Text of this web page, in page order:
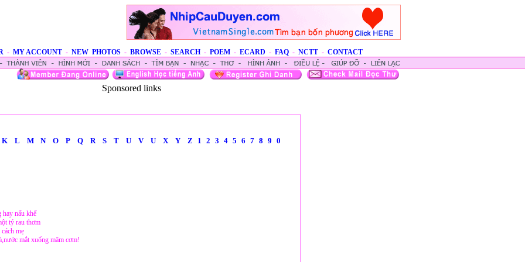
- MY ACCOUNT - NEW PHOTOS - BROWSE - SEARCH - POEM - ECARD - FAQ - NCTT - CONTACT
Sponsored links
K L M N O P Q R S T U V U X Y Z 1 2 3 4 5 6 7 8 9 0
hay nấu khế
tý rau thơm
mẹ
mắt xuống mâm cơm!